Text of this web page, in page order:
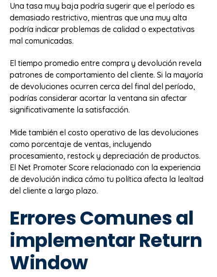
Una tasa muy baja podría sugerir que el período es
demasiado restrictivo, mientras que una muy alta
podría indicar problemas de calidad o expectativas
mal comunicadas.
El tiempo promedio entre compra y devolución revela
patrones de comportamiento del cliente. Si la mayoría
de devoluciones ocurren cerca del final del período,
podrías considerar acortar la ventana sin afectar
significativamente la satisfacción.
Mide también el costo operativo de las devoluciones
como porcentaje de ventas, incluyendo
procesamiento, restock y depreciación de productos.
El Net Promoter Score relacionado con la experiencia
de devolución indica cómo tu política afecta la lealtad
del cliente a largo plazo.
Errores Comunes al
implementar Return
Window